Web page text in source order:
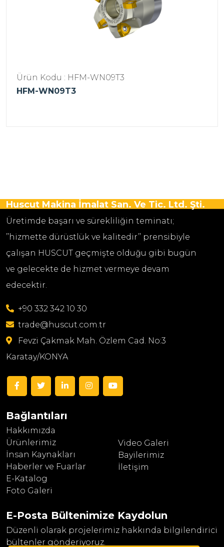
Ürün Kodu : HFM-WN09T3
HFM-WN09T3
Huscut Makina İmalat San. Ve Tic. Ltd. Şti.
Üretimde başarı ve sürekliliğin teminatı;
’’hizmette dürüstlük ve kalitedir’’ prensibiyle
çalışan HUSCUT geçmişte olduğu gibi bugün
ve gelecekte de hizmet vermeye devam
edecektir.
+90 332 342 10 30
trade@huscut.com.tr
Fevzi Çakmak Mah. Özlem Cad. No:3
Karatay/KONYA
Bağlantıları
Hakkımızda
Ürünlerimiz
İnsan Kaynakları
Haberler ve Fuarlar
E-Katalog
Foto Galeri
Video Galeri
Bayilerimiz
İletişim
E-Posta Bültenimize Kaydolun
Düzenli olarak projelerimiz hakkında bilgilendirici
bültenler gönderiyoruz.